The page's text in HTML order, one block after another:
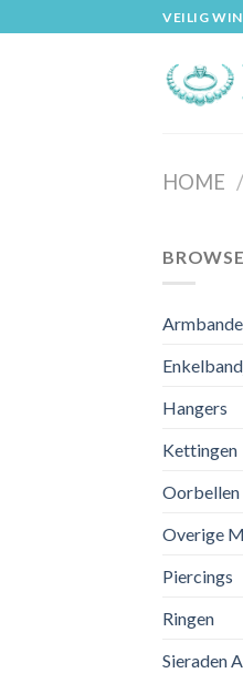
to
VEILIG
HOME /
BROWSE
Hangers
Kettingen
Oorbellen
Overige
Piercings
Ringen
Sieraden